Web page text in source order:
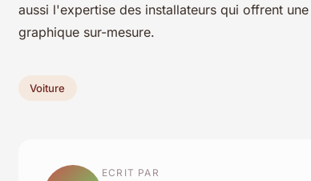
aussi l'expertise des installateurs qui offrent
graphique sur-mesure.
Voiture
ECRIT PAR